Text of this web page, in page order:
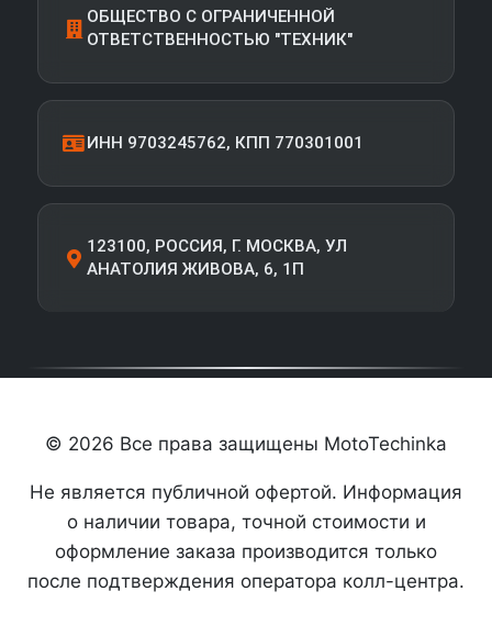
ОБЩЕСТВО С ОГРАНИЧЕННОЙ
ОТВЕТСТВЕННОСТЬЮ "ТЕХНИК"
ИНН 9703245762, КПП 770301001
123100, РОССИЯ, Г. МОСКВА, УЛ
АНАТОЛИЯ ЖИВОВА, 6, 1П
© 2026 Все права защищены MotoTechinka
Не является публичной офертой. Информация
о наличии товара, точной стоимости и
оформление заказа производится только
после подтверждения оператора колл-центра.